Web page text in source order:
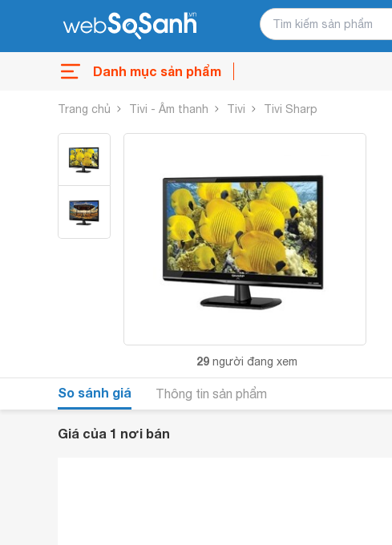
Danh mục sản phẩm
Trang chủ Tivi - Âm thanh Tivi Tivi Sharp
29 người đang xem
So sánh giá Thông tin sản phẩm
Giá của 1 nơi bán